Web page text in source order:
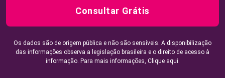
Consultar Grátis
Os dados são de origem pública e não são sensíveis. A disponibilização
das informações observa a legislação brasileira e o direito de acesso à
informação. Para mais informações, Clique aqui.